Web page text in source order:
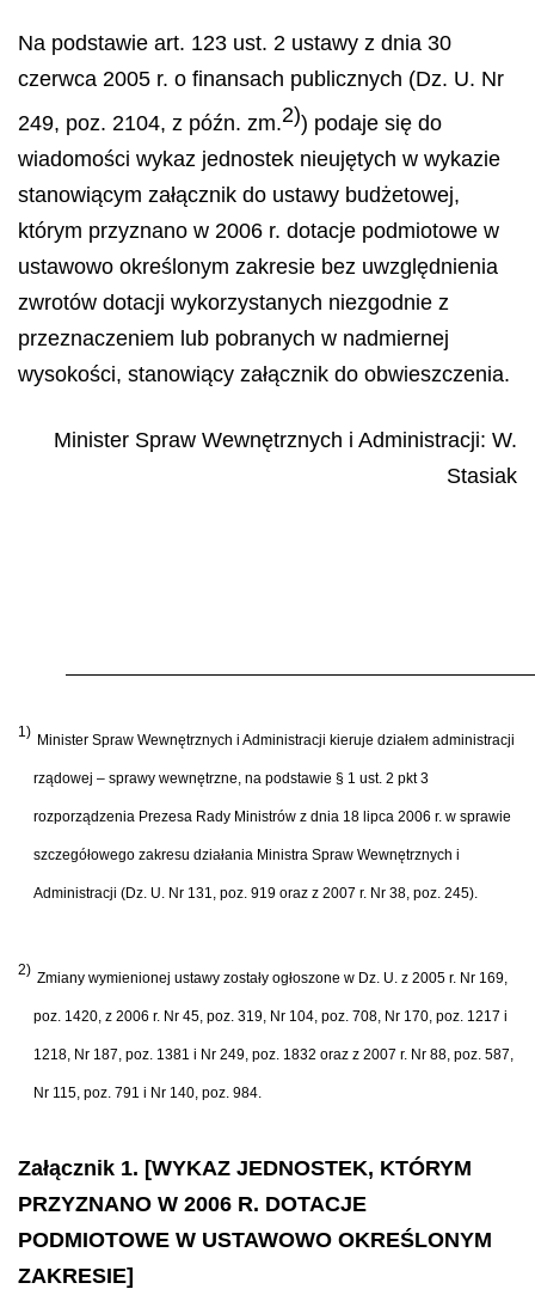
Na podstawie art. 123 ust. 2 ustawy z dnia 30
czerwca 2005 r. o finansach publicznych (Dz. U. Nr
249, poz. 2104, z późn. zm.2)) podaje się do
wiadomości wykaz jednostek nieujętych w wykazie
stanowiącym załącznik do ustawy budżetowej,
którym przyznano w 2006 r. dotacje podmiotowe w
ustawowo określonym zakresie bez uwzględnienia
zwrotów dotacji wykorzystanych niezgodnie z
przeznaczeniem lub pobranych w nadmiernej
wysokości, stanowiący załącznik do obwieszczenia.
Minister Spraw Wewnętrznych i Administracji: W.
Stasiak
1) Minister Spraw Wewnętrznych i Administracji kieruje działem administracji
rządowej – sprawy wewnętrzne, na podstawie § 1 ust. 2 pkt 3
rozporządzenia Prezesa Rady Ministrów z dnia 18 lipca 2006 r. w sprawie
szczegółowego zakresu działania Ministra Spraw Wewnętrznych i
Administracji (Dz. U. Nr 131, poz. 919 oraz z 2007 r. Nr 38, poz. 245).
2) Zmiany wymienionej ustawy zostały ogłoszone w Dz. U. z 2005 r. Nr 169,
poz. 1420, z 2006 r. Nr 45, poz. 319, Nr 104, poz. 708, Nr 170, poz. 1217 i
1218, Nr 187, poz. 1381 i Nr 249, poz. 1832 oraz z 2007 r. Nr 88, poz. 587,
Nr 115, poz. 791 i Nr 140, poz. 984.
Załącznik 1. [WYKAZ JEDNOSTEK, KTÓRYM
PRZYZNANO W 2006 R. DOTACJE
PODMIOTOWE W USTAWOWO OKREŚLONYM
ZAKRESIE]